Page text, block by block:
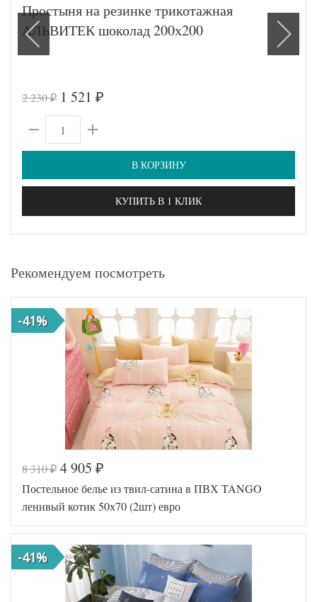
Простыня на резинке трикотажная
АЛЬВИТЕК шоколад 200х200
2 230₽ 1 521 ₽
В КОРЗИНУ
КУПИТЬ В 1 КЛИК
Рекомендуем посмотреть
-41%
8 310₽ 4 905 ₽
Постельное белье из твил-сатина в ПВХ TANGO
ленивый котик 50х70 (2шт) евро
-41%